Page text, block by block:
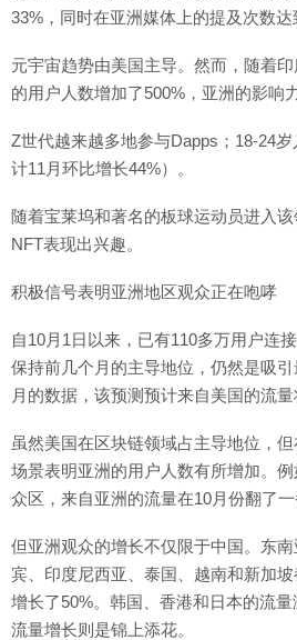
33%，同时在亚洲媒体上的提及次数达
元宇宙趋势由美国主导。然而，随着
的用户人数增加了500%，亚洲的影响
Z世代越来越多地参与Dapps；18-24
计11月环比增长44%）。
随着宝莱坞和著名的板球运动员进入
NFT表现出兴趣。
积极信号表明亚洲地区观众正在咆哮
自10月1日以来，已有110多万用户连
保持前几个月的主导地位，仍然是吸
月的数据，该预测预计来自美国的流量
虽然美国在区块链领域占主导地位，
场景表明亚洲的用户人数有所增加。
众区，来自亚洲的流量在10月份翻了一
但亚洲观众的增长不仅限于中国。东
宾、印度尼西亚、泰国、越南和新加
增长了50%。韩国、香港和日本的流
流量增长则是锦上添花。